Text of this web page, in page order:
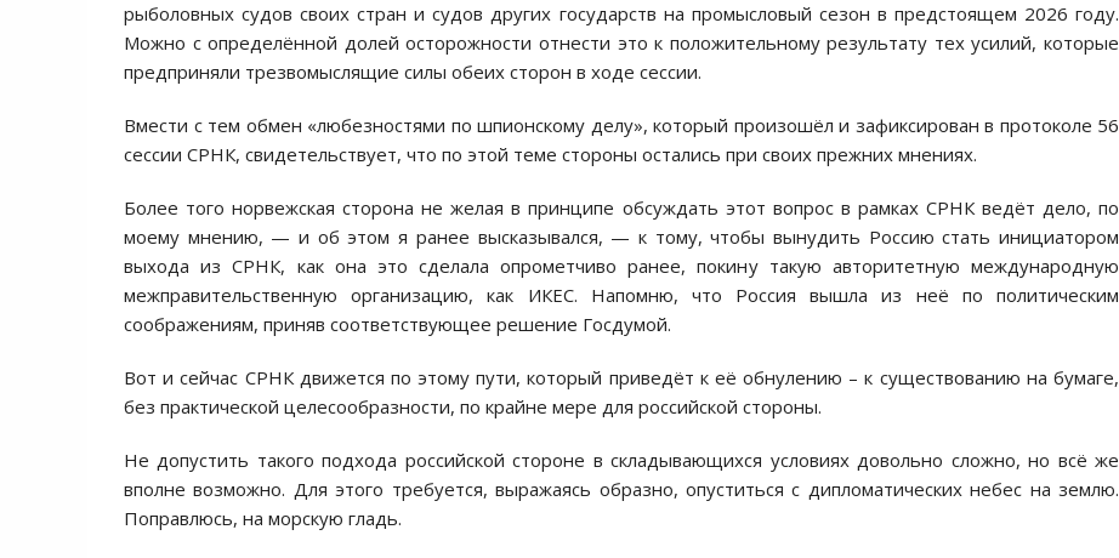
рыболовных судов своих стран и судов других государств на промысловый сезон в предстоящем 2026 году.
Можно с определённой долей осторожности отнести это к положительному результату тех усилий, которые
предприняли трезвомыслящие силы обеих сторон в ходе сессии.
Вмести с тем обмен «любезностями по шпионскому делу», который произошёл и зафиксирован в протоколе 56
сессии СРНК, свидетельствует, что по этой теме стороны остались при своих прежних мнениях.
Более того норвежская сторона не желая в принципе обсуждать этот вопрос в рамках СРНК ведёт дело, по
моему мнению, — и об этом я ранее высказывался, — к тому, чтобы вынудить Россию стать инициатором
выхода из СРНК, как она это сделала опрометчиво ранее, покину такую авторитетную международную
межправительственную организацию, как ИКЕС. Напомню, что Россия вышла из неё по политическим
соображениям, приняв соответствующее решение Госдумой.
Вот и сейчас СРНК движется по этому пути, который приведёт к её обнулению – к существованию на бумаге,
без практической целесообразности, по крайне мере для российской стороны.
Не допустить такого подхода российской стороне в складывающихся условиях довольно сложно, но всё же
вполне возможно. Для этого требуется, выражаясь образно, опуститься с дипломатических небес на землю.
Поправлюсь, на морскую гладь.